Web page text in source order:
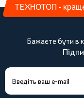
ТЕХНОТОП -
Бажаєте бути в